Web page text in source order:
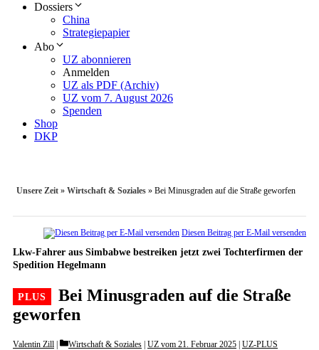
Dossiers
China
Strategiepapier
Abo
UZ abonnieren
Anmelden
UZ als PDF (Archiv)
UZ vom 7. August 2026
Spenden
Shop
DKP
Unsere Zeit » Wirtschaft & Soziales » Bei Minusgraden auf die Straße geworfen
Diesen Beitrag per E-Mail versenden
Lkw-Fahrer aus Simbabwe bestreiken jetzt zwei Tochterfirmen der
Spedition Hegelmann
Bei Minusgraden auf die Straße
geworfen
Valentin Zill Categories
Wirtschaft & Soziales UZ vom 21. Februar 2025 UZ-PLUS